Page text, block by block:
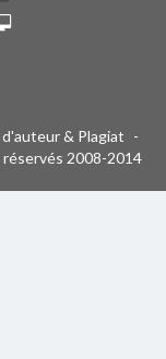
& Plagiat -
2008-2014